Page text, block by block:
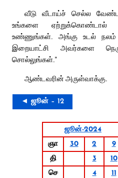
வீடு வீடாய்ச் செல்ல
உங்களை ஏற்றுக்கொண்டால்
உண்ணுங்கள். அங்கு உடல் நலம்
இறையாட்சி அவர்களை
சொல்லுங்கள்.”
ஆண்டவரின் அருள்வாக்கு.
◄ ஜூன் – 12
ஜூன்-2024
ஞா
30 2 9
தி
3 10
செ
4 11